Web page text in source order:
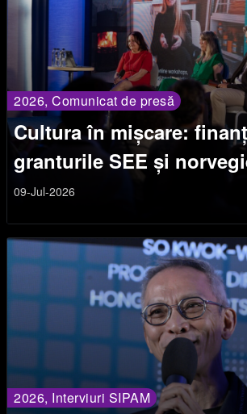
2026, Comunicat de presă
Cultura în mișcare:
granturile SEE și
09-Jul-2026
2026, Interviuri SIPAM